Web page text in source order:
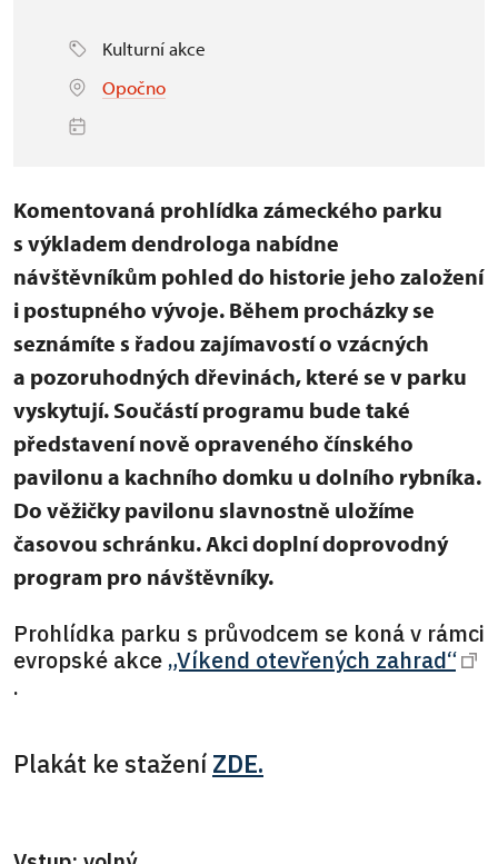
Kulturní akce
Opočno
Komentovaná prohlídka zámeckého parku
s výkladem dendrologa nabídne
návštěvníkům pohled do historie jeho založení
i postupného vývoje. Během procházky se
seznámíte s řadou zajímavostí o vzácných
a pozoruhodných dřevinách, které se v parku
vyskytují. Součástí programu bude také
představení nově opraveného čínského
pavilonu a kachního domku u dolního rybníka.
Do věžičky pavilonu slavnostně uložíme
časovou schránku. Akci doplní doprovodný
program pro návštěvníky.
Prohlídka parku s průvodcem se koná v rámci
evropské akce „Víkend otevřených zahrad“
.
Plakát ke stažení ZDE.